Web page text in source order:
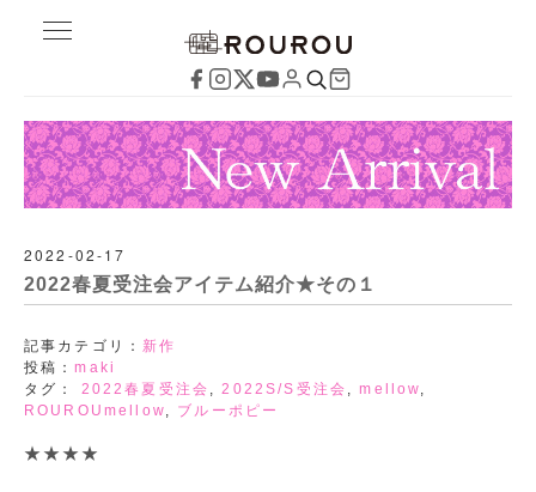
2022-02-17
2022春夏受注会アイテム紹介★その１
記事カテゴリ： 新作
投稿：maki
タグ： 2022春夏受注会 2022S/S受注会 ,mellow
ROUROUmellow
ブルーポピー
★★★★